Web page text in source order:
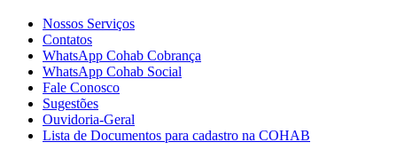
Nossos Serviços
Contatos
WhatsApp Cohab Cobrança
WhatsApp Cohab Social
Fale Conosco
Sugestões
Ouvidoria-Geral
Lista de Documentos para cadastro na COHAB